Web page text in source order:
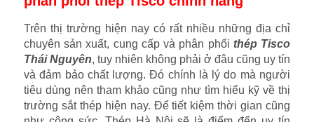
Trên thị trường hiện nay có rất nhiều những địa chỉ
chuyên sản xuất, cung cấp và phân phối thép Tisco
Thái Nguyên, tuy nhiên không phải ở đâu cũng uy tín
và đảm bảo chất lượng. Đó chính là lý do mà người
tiêu dùng nên tham khảo cũng như tìm hiểu kỹ về thị
trường sắt thép hiện nay. Để tiết kiệm thời gian cũng